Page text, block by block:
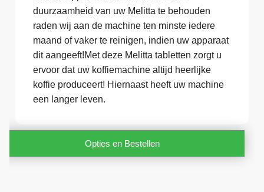
duurzaamheid van uw Melitta te behouden
raden wij aan de machine ten minste iedere
maand of vaker te reinigen, indien uw apparaat
dit aangeeft!Met deze Melitta tabletten zorgt u
ervoor dat uw koffiemachine altijd heerlijke
koffie produceert! Hiernaast heeft uw machine
een langer leven.
Opties en Bestellen